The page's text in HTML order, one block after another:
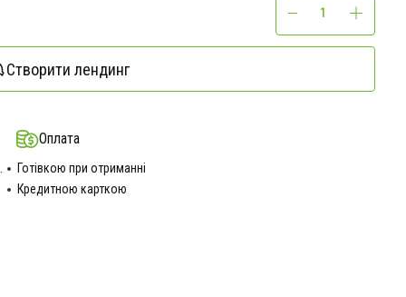
Створити лендинг
Оплата
Готівкою при отриманні
Кредитною карткою